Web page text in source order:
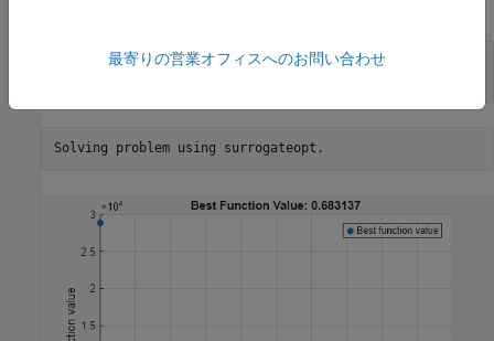
default % For reproducibility
最寄りの営業オフィスへのお問い合わせ